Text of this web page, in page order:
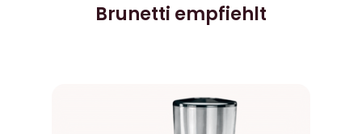
Brunetti empfiehlt